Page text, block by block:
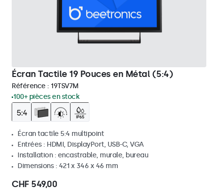
Écran Tactile 19 Pouces en Métal (5:4)
Référence : 19TSV7M
100+ pièces en stock
Écran tactile 5:4 multipoint
Entrées : HDMI, DisplayPort, USB-C, VGA
Installation : encastrable, murale, bureau
Dimensions : 421 x 346 x 46 mm
CHF 549,00